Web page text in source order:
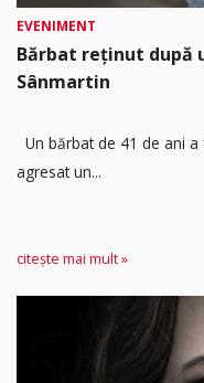
EVENIMENT
Bărbat reținut după
Sânmartin
Un bărbat de 41 de ani
agresat un...
citește mai mult »